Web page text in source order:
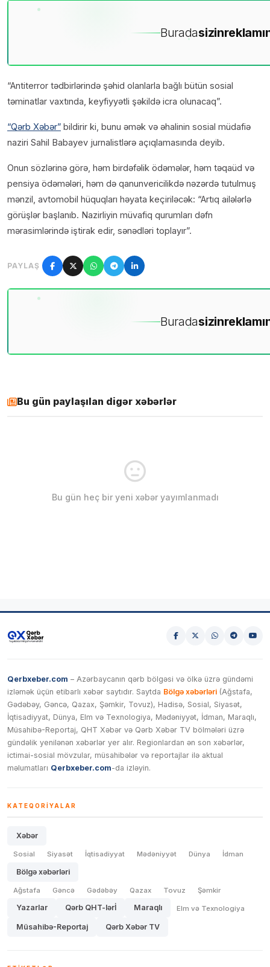
Buradasizin
“Antiterror tədbirlərində şəhid olanlarla bağlı bütün sosial
təminatlar vaxtında, keyfiyyətli şəkildə icra olunacaq”.
“Qərb Xəbər” bildirir ki, bunu əmək və əhalinin sosial müdafiə
naziri Sahil Babayev jurnalistlərə açıqlamasında deyib.
Onun sözlərinə görə, həm birdəfəlik ödəmələr, həm təqaüd və
pensiya ödəmələri, həm də qanunvericilikdə nəzərdə tutulmuş
mənzil, avtomobil hüquqları həyata keçiriləcək: “Artıq ailələrlə
görüşlər başlanıb. Nazirliyin müvafiq qurumları dəfn
mərasimlərində iştirak edir, sənədləri toplayır”.
PAYLAŞ
Buradasizin
Bu gün paylaşılan digər xəbərlər
Bu gün heç bir yeni xəbər yayımlanmadı
Qerbxeber.com – Azərbaycanın qərb bölgəsi və ölkə üzrə gündəmi
izləmək üçün etibarlı xəbər saytıdır. Saytda Bölgə xəbərləri (Ağstafa,
Gədəbəy, Gəncə, Qazax, Şəmkir, Tovuz), Hadisə, Sosial, Siyasət,
İqtisadiyyat, Dünya, Elm və Texnologiya, Mədəniyyət, İdman, Maraqlı,
Müsahibə-Reportaj, QHT Xəbər və Qərb Xəbər TV bölmələri üzrə
gündəlik yenilənən xəbərlər yer alır. Regionlardan ən son xəbərlər,
ictimai-sosial mövzular, müsahibələr və reportajlar ilə aktual
məlumatları Qerbxeber.com-da izləyin.
KATEQORIYALAR
Xəbər
Sosial Siyasət İqtisadiyyat Mədəniyyət Dünya İdman
Bölgə xəbərləri
Ağstafa Gəncə Gədəbəy Qazax Tovuz Şəmkir
Yazarlar Qərb QHT-lərİ Maraqlı Elm və Texnologiya
Müsahibə-Reportaj Qərb Xəbər TV